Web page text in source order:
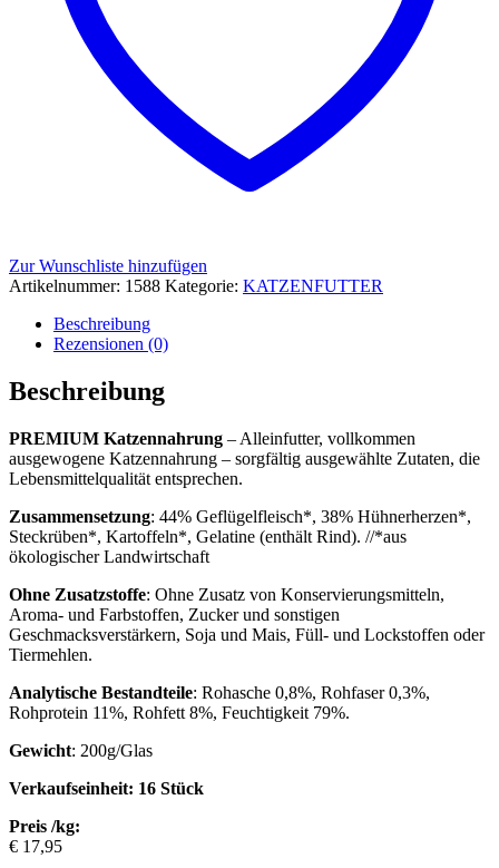
Zur Wunschliste hinzufügen
Artikelnummer: 1588 Kategorie: KATZENFUTTER
Beschreibung
Rezensionen (0)
Beschreibung
PREMIUM Katzennahrung – Alleinfutter, vollkommen
ausgewogene Katzennahrung – sorgfältig ausgewählte Zutaten, die
Lebensmittelqualität entsprechen.
Zusammensetzung: 44% Geflügelfleisch*, 38% Hühnerherzen*,
Steckrüben*, Kartoffeln*, Gelatine (enthält Rind). //*aus
ökologischer Landwirtschaft
Ohne Zusatzstoffe: Ohne Zusatz von Konservierungsmitteln,
Aroma- und Farbstoffen, Zucker und sonstigen
Geschmacksverstärkern, Soja und Mais, Füll- und Lockstoffen oder
Tiermehlen.
Analytische Bestandteile: Rohasche 0,8%, Rohfaser 0,3%,
Rohprotein 11%, Rohfett 8%, Feuchtigkeit 79%.
Gewicht: 200g/Glas
Verkaufseinheit: 16 Stück
Preis /kg:
€ 17,95